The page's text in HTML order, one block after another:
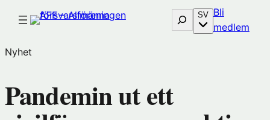
Sök SV Bli
medlem
Nyhet
Pandemin ut ett